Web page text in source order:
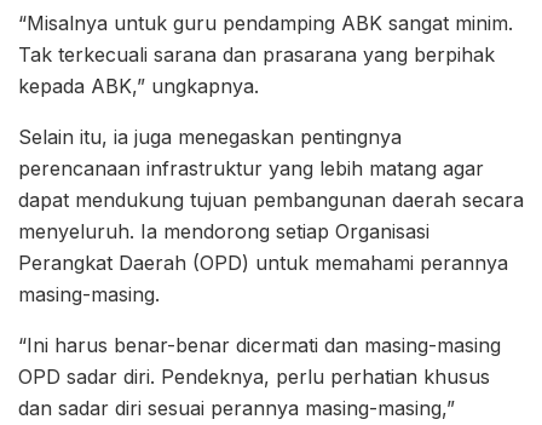
“Misalnya untuk guru pendamping ABK sangat minim.
Tak terkecuali sarana dan prasarana yang berpihak
kepada ABK,” ungkapnya.
Selain itu, ia juga menegaskan pentingnya
perencanaan infrastruktur yang lebih matang agar
dapat mendukung tujuan pembangunan daerah secara
menyeluruh. Ia mendorong setiap Organisasi
Perangkat Daerah (OPD) untuk memahami perannya
masing-masing.
“Ini harus benar-benar dicermati dan masing-masing
OPD sadar diri. Pendeknya, perlu perhatian khusus
dan sadar diri sesuai perannya masing-masing,”